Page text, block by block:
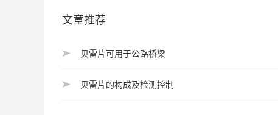
文章推荐
贝雷片可用于公路桥梁
贝雷片的构成及检测控制